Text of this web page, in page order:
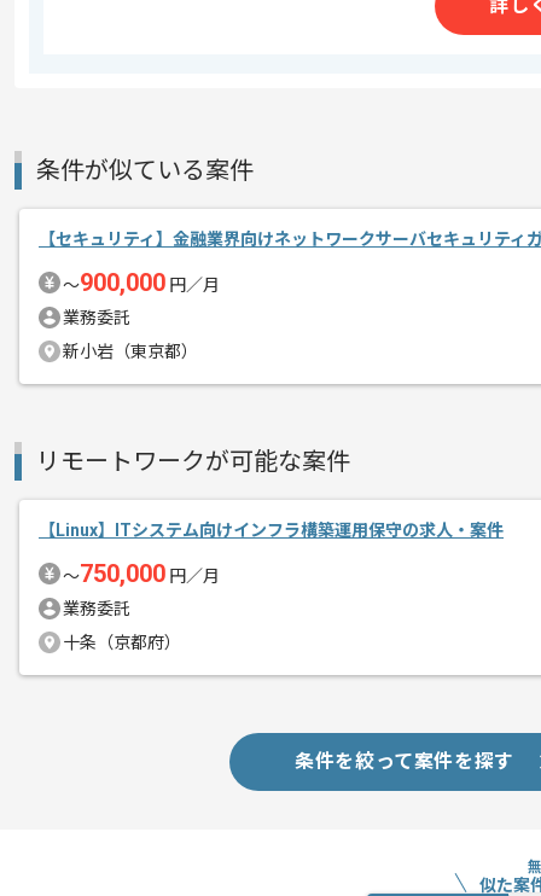
新しいアイディアや技術を積極的に導入
スキルアップされたい方、長期的に参
詳し
条件が似ている案件
【セキュリティ】金融業界向けネットワークサーバセキュリティ
〜900,000 円／月
業務委託
新小岩（東京都）
リモートワークが可能な案件
【Linux】ITシステム向けインフラ構築運用保守の求人・案件
〜750,000 円／月
業務委託
十条（京都府）
条件を絞って案件を探す
似た案